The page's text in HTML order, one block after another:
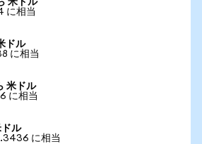
米ドル
に相当
ドル
に相当
米ドル
に相当
ドル
に相当